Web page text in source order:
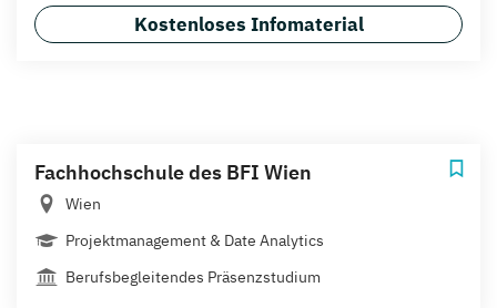
Kostenloses Infomaterial
Fachhochschule des BFI Wien
Wien
Projektmanagement & Date Analytics
Berufsbegleitendes Präsenzstudium